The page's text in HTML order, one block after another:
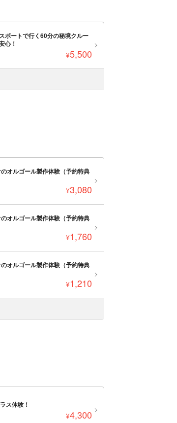
ボートで行く60分の秘境クルー
心！
¥5,500
オルゴール製作体験（予約特典
¥3,080
オルゴール製作体験（予約特典
¥1,760
オルゴール製作体験（予約特典
¥1,210
ス体験！
¥4,300